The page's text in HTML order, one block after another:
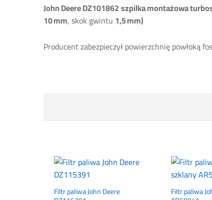
John Deere DZ101862szpilka montażowa
10 mm, skok gwintu 1,5 mm)
Producent zabezpieczył powierzchnię powłoką
Filtr paliwa John Deere Filtr paliwa